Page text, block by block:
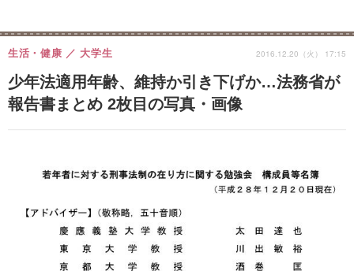
少年法適用年齢、維持か引き下げか…法務省が
報告書まとめ 2枚目の写真・画像
生活・健康 大学生 2016.12.20（火） 17:15